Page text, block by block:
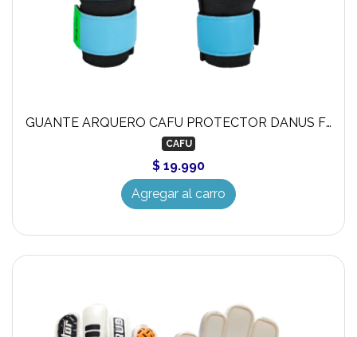
GUANTE ARQUERO CAFU PROTECTOR DANUS FERULA TURQUEZA VERDE
CAFU
$ 19.990
Agregar al carro